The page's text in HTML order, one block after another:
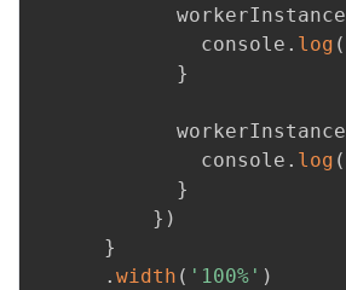
            workerInstance
              console
. log (
}
            workerInstance
              console
. log (
}
} )
}
. width ( '100%' )